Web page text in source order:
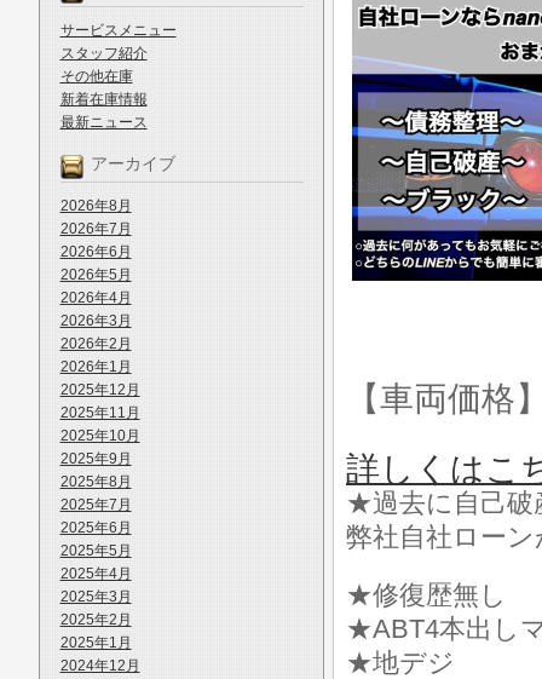
サービスメニュー
スタッフ紹介
その他在庫
新着在庫情報
最新ニュース
アーカイブ
2026年8月
2026年7月
2026年6月
2026年5月
2026年4月
2026年3月
2026年2月
2026年1月
2025年12月
2025年11月
2025年10月
2025年9月
2025年8月
2025年7月
2025年6月
2025年5月
2025年4月
2025年3月
2025年2月
2025年1月
2024年12月
【車両価格
詳しくはこ
★過去に自己破
弊社自社ロー
★修復歴無し
★ABT4本出し
★地デジ